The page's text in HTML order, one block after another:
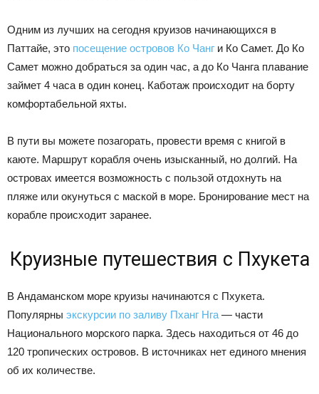
Одним из лучших на сегодня круизов начинающихся в
Паттайе, это посещение островов Ко Чанг и Ко Самет. До Ко
Самет можно добраться за один час, а до Ко Чанга плавание
займет 4 часа в один конец. Каботаж происходит на борту
комфортабельной яхты.
В пути вы можете позагорать, провести время с книгой в
каюте. Маршрут корабля очень изысканный, но долгий. На
островах имеется возможность с пользой отдохнуть на
пляже или окунуться с маской в море. Бронирование мест на
корабле происходит заранее.
Круизные путешествия с Пхукета
В Андаманском море круизы начинаются с Пхукета.
Популярны экскурсии по заливу Пханг Нга — части
Национального морского парка. Здесь находиться от 46 до
120 тропических островов. В источниках нет единого мнения
об их количестве.